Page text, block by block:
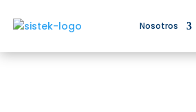
Nosotros